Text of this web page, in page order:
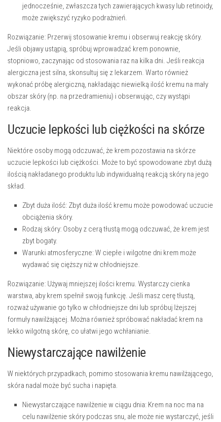
jednocześnie, zwłaszcza tych zawierających kwasy lub retinoidy,
może zwiększyć ryzyko podrażnień.
Rozwiązanie: Przerwij stosowanie kremu i obserwuj reakcję skóry.
Jeśli objawy ustąpią, spróbuj wprowadzać krem ponownie,
stopniowo, zaczynając od stosowania raz na kilka dni. Jeśli reakcja
alergiczna jest silna, skonsultuj się z lekarzem. Warto również
wykonać próbę alergiczną, nakładając niewielką ilość kremu na mały
obszar skóry (np. na przedramieniu) i obserwując, czy wystąpi
reakcja.
Uczucie lepkości lub ciężkości na skórze
Niektóre osoby mogą odczuwać, że krem pozostawia na skórze
uczucie lepkości lub ciężkości. Może to być spowodowane zbyt dużą
ilością nakładanego produktu lub indywidualną reakcją skóry na jego
skład.
Zbyt duża ilość: Zbyt duża ilość kremu może powodować uczucie
obciążenia skóry.
Rodzaj skóry: Osoby z cerą tłustą mogą odczuwać, że krem jest
zbyt bogaty.
Warunki atmosferyczne: W ciepłe i wilgotne dni krem może
wydawać się cięższy niż w chłodniejsze.
Rozwiązanie: Używaj mniejszej ilości kremu. Wystarczy cienka
warstwa, aby krem spełnił swoją funkcję. Jeśli masz cerę tłustą,
rozważ używanie go tylko w chłodniejsze dni lub spróbuj lżejszej
formuły nawilżającej. Można również spróbować nakładać krem na
lekko wilgotną skórę, co ułatwi jego wchłanianie.
Niewystarczające nawilżenie
W niektórych przypadkach, pomimo stosowania kremu nawilżającego,
skóra nadal może być sucha i napięta.
Niewystarczające nawilżenie w ciągu dnia: Krem na noc ma na
celu nawilżenie skóry podczas snu, ale może nie wystarczyć, jeśli